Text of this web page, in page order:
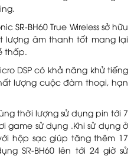
SR-BH60 True Wireless sở hữu
lượng âm thanh tốt mang lại
thấp.
DSP có khả năng khử tiếng
lượng cuộc đàm thoại, hạn
thời lượng sử dụng pin tới 7
game sử dụng .Khi sử dụng ở
hộp sạc giúp tăng thêm 17
SR-BH60 lên tới 24 giờ sử